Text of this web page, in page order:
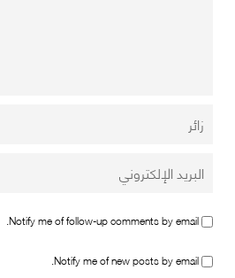
Notify me of follow-up comments by email.
Notify me of new posts by email.